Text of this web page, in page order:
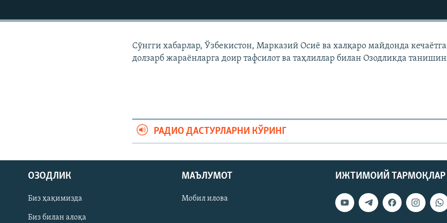
На русском
ИЖТИМОИЙ ТАРМОҚЛАР
Сўнгги хабарлар, Ўзбекистон, Марказий Осиë ва халқаро майдонда
долзарб жараëнларга доир тафсилот ва таҳлиллар билан Озодликда
РАДИО ДАСТУРЛАРНИ КЎРИНГ
ИЖТИМОИЙ ТАРМОҚЛАР
ОЗОДЛИК
Биз ҳақимизда
Биз билан алоқа
МАЪЛУМОТ
Мобил илова